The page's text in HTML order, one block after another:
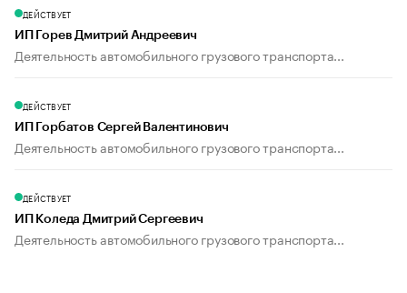
ДЕЙСТВУЕТ
ИП Горев Дмитрий Андреевич
Деятельность автомобильного грузового транспорта...
ДЕЙСТВУЕТ
ИП Горбатов Сергей Валентинович
Деятельность автомобильного грузового транспорта...
ДЕЙСТВУЕТ
ИП Коледа Дмитрий Сергеевич
Деятельность автомобильного грузового транспорта...